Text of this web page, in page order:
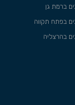
ברמת גן
בפתח תקווה
בהרצליה